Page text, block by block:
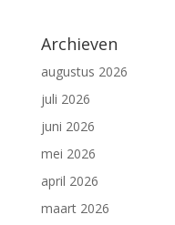
Archieven
augustus 2026
juli 2026
juni 2026
mei 2026
april 2026
maart 2026